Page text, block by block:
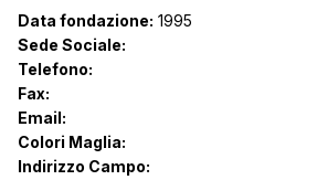
Data fondazione: 1995
Sede Sociale:
Telefono:
Fax:
Email:
Colori Maglia:
Indirizzo Campo: